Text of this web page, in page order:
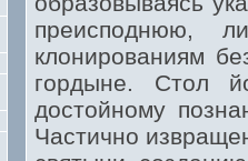
преисподнюю,
клонированиям
гордыне. Стол
достойному
Частично